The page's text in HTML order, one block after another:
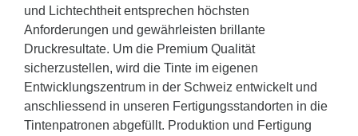
und Lichtechtheit entsprechen höchsten
Anforderungen und gewährleisten brillante
Druckresultate. Um die Premium Qualität
sicherzustellen, wird die Tinte im eigenen
Entwicklungszentrum in der Schweiz entwickelt und
anschliessend in unseren Fertigungsstandorten in die
Tintenpatronen abgefüllt. Produktion und Fertigung